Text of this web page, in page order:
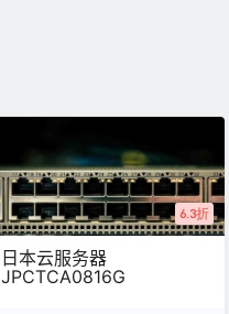
6.3折
日本云服务器
JPCTCA0816G